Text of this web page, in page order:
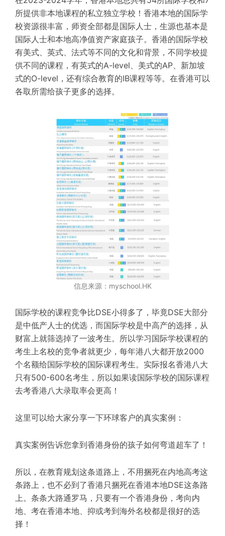
所提供非本地课程的私立独立学校！香港本地的国际学
校资源很丰富，师资全部都是国际人士，生源也基本是
国际人士和本地高净值资产家庭孩子。香港的国际学校
有美式、英式、法式等不同的文化和背景，不同学校提
供不同的课程，有英式的A-level、美式的AP、新加坡
式的O-level，还有综合教育的IB课程等等。在香港可以
各取所需给孩子更多的选择。
信息来源：myschool.HK
国际学校的课程竞争比DSE小得多了，毕竟DSE大部分
是中低产人士的优选，而国际学校是中高产的选择，从
财富上就筛选掉了一波考生。所以学习国际学校课程的
考生上名校的竞争者就更少，每年港八大都开放2000
个名额给国际学校的国际课程考生。实际报名香港八大
只有500-600名考生，所以如果读国际学校的国际课程
去考香港八大录取率会更高！
这里可以给大家分享一下环球客户的真实案例：
真实案例告诉您拿到香港身份的孩子如何弯道超车了！
所以，在教育规划这条道路上，不用捆死在内地高考这
条路上，也不必到了香港只捆死在香港本地DSE这条路
上。条条大路通罗马，只要有一个香港身份，考向内
地、考在香港本地、抑或考到海外名校都是很好的选
择！